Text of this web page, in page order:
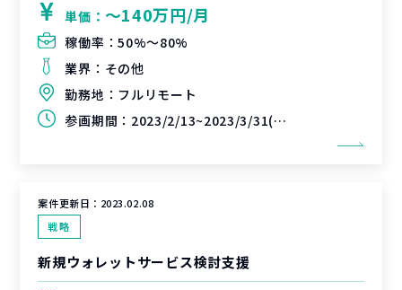
単価： 〜140万円/月
稼働率：50%〜80%
業界： その他
勤務地： フルリモート
参画期間： 2023/2/13~2023/3/31(延長可能性あり)
案件更新日： 2023.02.08
戦略
新規ウォレットサービス検討支援